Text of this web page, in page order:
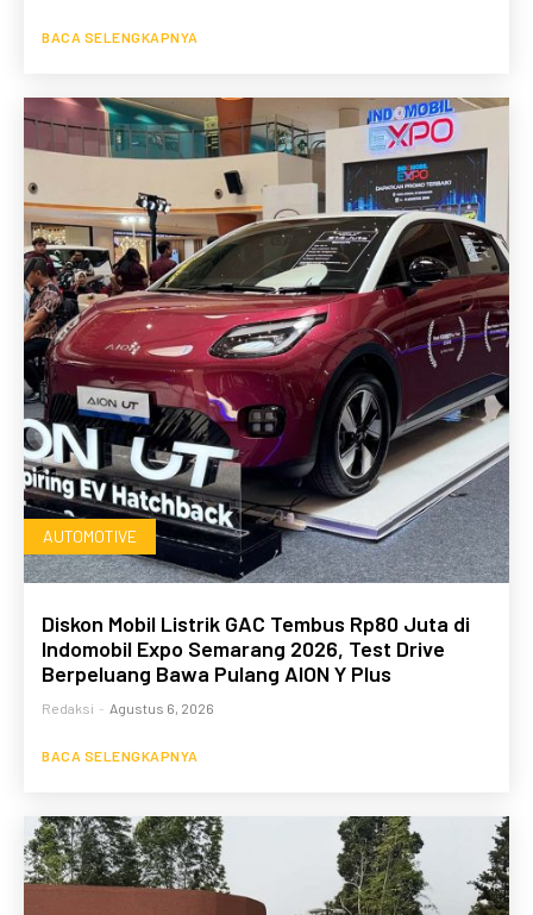
BACA SELENGKAPNYA
AUTOMOTIVE
Diskon Mobil Listrik GAC Tembus Rp80 Juta di
Indomobil Expo Semarang 2026, Test Drive
Berpeluang Bawa Pulang AION Y Plus
Redaksi - Agustus 6, 2026
BACA SELENGKAPNYA